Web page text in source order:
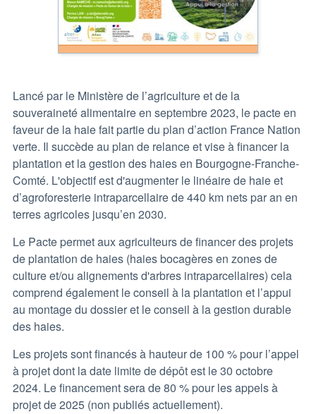
Lancé par le Ministère de l’agriculture et de la
souveraineté alimentaire en septembre 2023, le pacte en
faveur de la haie fait partie du plan d’action France Nation
verte. Il succède au plan de relance et vise à financer la
plantation et la gestion des haies en Bourgogne-Franche-
Comté. L'objectif est d'augmenter le linéaire de haie et
d’agroforesterie intraparcellaire de 440 km nets par an en
terres agricoles jusqu’en 2030.
Le Pacte permet aux agriculteurs de financer des projets
de plantation de haies (haies bocagères en zones de
culture et/ou alignements d'arbres intraparcellaires) cela
comprend également le conseil à la plantation et l’appui
au montage du dossier et le conseil à la gestion durable
des haies.
Les projets sont financés à hauteur de 100 % pour l’appel
à projet dont la date limite de dépôt est le 30 octobre
2024. Le financement sera de 80 % pour les appels à
projet de 2025 (non publiés actuellement).